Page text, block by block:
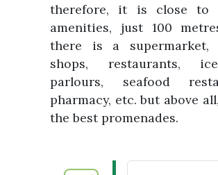
therefore, it is close to
amenities, just 100
there is a supermarket,
shops, restaurants,
parlours, seafood
pharmacy, etc. but above
the best promenades.